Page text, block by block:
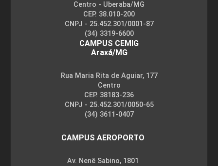
10h
Procedimentos Estéticos em
Lipoaspirações
Centro - Uberaba/MG
CEP. 38.010-200
CNPJ - 25.452.301/0001-87
(34) 3319-6600
CAMPUS CEMIG
Araxá/MG
Rua Maria Rita de Aguiar, 177
Centro
CEP. 38183-236
CNPJ - 25.452.301/0050-65
(34) 3611-0407
CAMPUS AEROPORTO
Av. Nenê Sabino, 1801